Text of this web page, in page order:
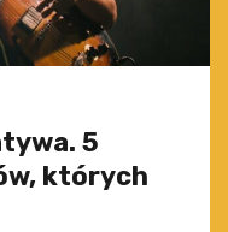
5
których